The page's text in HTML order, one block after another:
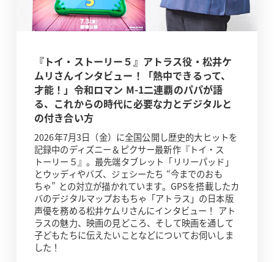
『トイ・ストーリー５』アトラス役・松井ケ
ムリさんインタビュー！「熱中できるって、
才能！」令和ロマン M-1二連覇のパパが語
る、これからの時代に必要な力とデジタルと
の付き合い方
2026年7月3日（金）に全国公開し歴史的大ヒットを
記録中のディズニー＆ピクサー最新作『トイ・ス
トーリー５』。最先端タブレット「リリーパッド」
とウッディやバズ、ジェシーたち “今までのおも
ちゃ” との対立が描かれています。GPSを搭載したカ
バのデジタルマップおもちゃ「アトラス」の日本版
声優を務める松井ケムリさんにインタビュー！ アト
ラスの魅力、映画の見どころ、そして映画を通して
子どもたちに伝えたいことなどについてお伺いしま
した！